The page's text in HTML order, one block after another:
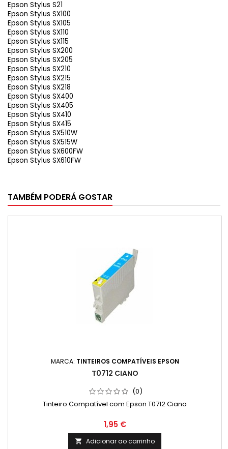
Epson Stylus S21
Epson Stylus SX100
Epson Stylus SX105
Epson Stylus SX110
Epson Stylus SX115
Epson Stylus SX200
Epson Stylus SX205
Epson Stylus SX210
Epson Stylus SX215
Epson Stylus SX218
Epson Stylus SX400
Epson Stylus SX405
Epson Stylus SX410
Epson Stylus SX415
Epson Stylus SX510W
Epson Stylus SX515W
Epson Stylus SX600FW
Epson Stylus SX610FW
TAMBÉM PODERÁ GOSTAR
MARCA: TINTEIROS COMPATÍVEIS EPSON
T0712 CIANO
(0)
Tinteiro Compatível com Epson T0712 Ciano
Preço
1,95 €
 Adicionar ao carrinho